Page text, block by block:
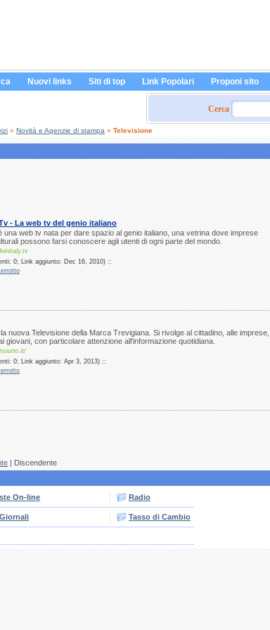
Nuovi links Siti di top Link Popolari Proponi sito
Cerca
» Novità e Agenzie di stampa » Televisione
- La web tv del genio italiano
una web tv nata per dare spazio al genio italiano, una vetrina dove imprese
possono farsi conoscere agli utenti di ogni parte del mondo.
0; Link aggiunto: Dec 16, 2010) ::
nuova Televisione della Marca Trevigiana. Si rivolge al cittadino, alle imprese,
giovani, con particolare attenzione all'informazione quotidiana.
0; Link aggiunto: Apr 3, 2013) ::
| Discendente
On-line Radio
Tasso di Cambio